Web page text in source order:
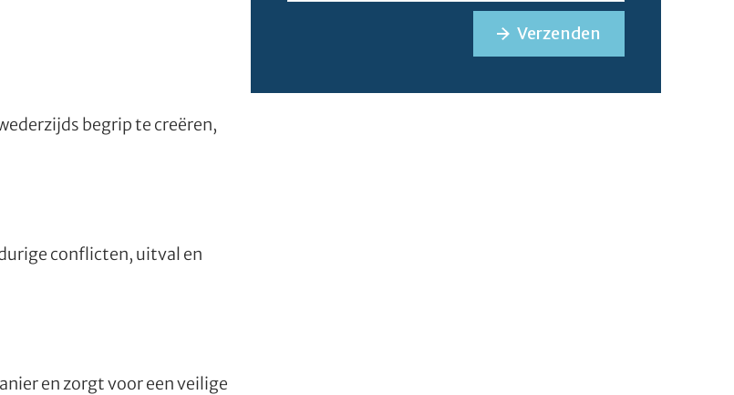
begrip te creëren,
conflicten, uitval en
en zorgt voor een veilige